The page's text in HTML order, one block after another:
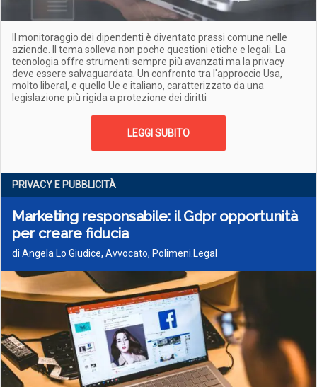
Il monitoraggio dei dipendenti è diventato prassi comune nelle
aziende. Il tema solleva non poche questioni etiche e legali. La
tecnologia offre strumenti sempre più avanzati ma la privacy
deve essere salvaguardata. Un confronto tra l'approccio Usa,
molto liberal, e quello Ue e italiano, caratterizzato da una
legislazione più rigida a protezione dei diritti
LEGGI SUBITO
PRIVACY E PUBBLICITÀ
Marketing responsabile: il Gdpr opportunità
per creare fiducia
di Angela Lo Giudice, Avvocato, Polimeni.Legal